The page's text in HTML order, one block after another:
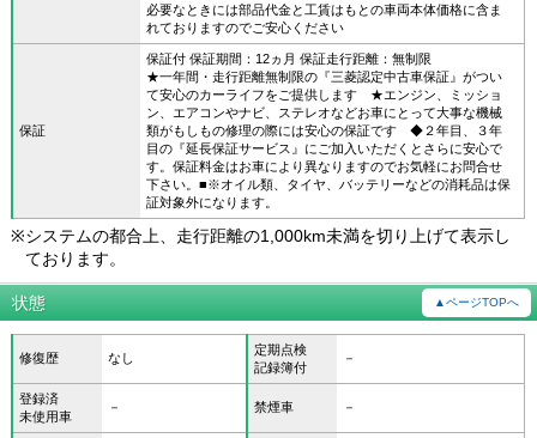
必要なときには部品代金と工賃はもとの車両本体価格に含ま
れておりますのでご安心ください
保証
保証付 保証期間：12ヵ月 保証走行距離：無制限
★一年間・走行距離無制限の『三菱認定中古車保証』がつい
て安心のカーライフをご提供します ★エンジン、ミッショ
ン、エアコンやナビ、ステレオなどお車にとって大事な機械
類がもしもの修理の際には安心の保証です ◆２年目、３年
目の『延長保証サービス』にご加入いただくとさらに安心で
す。保証料金はお車により異なりますのでお気軽にお問合せ
下さい。■※オイル類、タイヤ、バッテリーなどの消耗品は保
証対象外になります。
※システムの都合上、走行距離の1,000km未満を切り上げて表示し
ております。
状態 ▲ページTOPへ
修復歴 なし
定期点検
記録簿付
－
登録済
未使用車
－ 禁煙車 －